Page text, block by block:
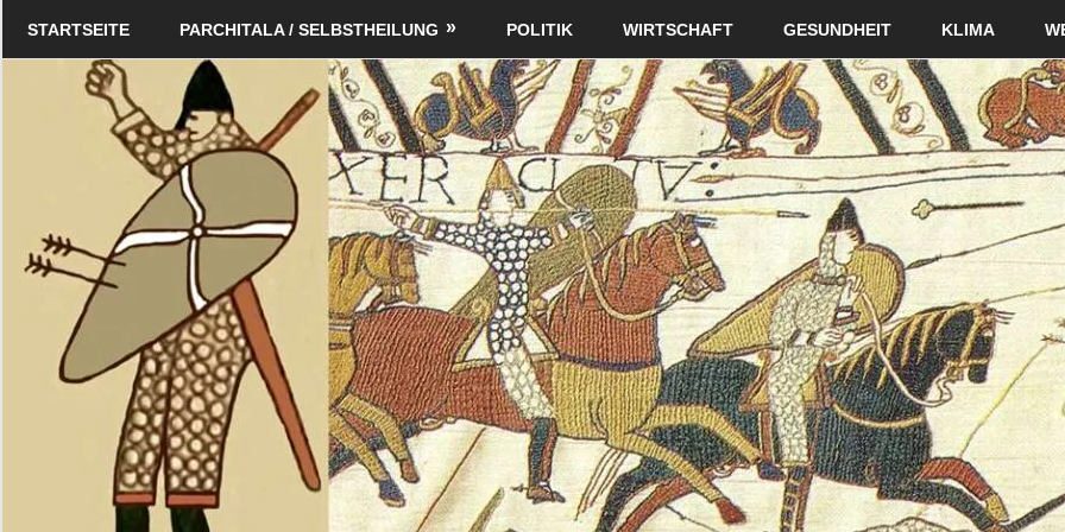
Schildverlag
STARTSEITE PARCHITALA / SELBSTHEILUNG POLITIK WIRTSCHAFT GESUNDHEIT KLIMA